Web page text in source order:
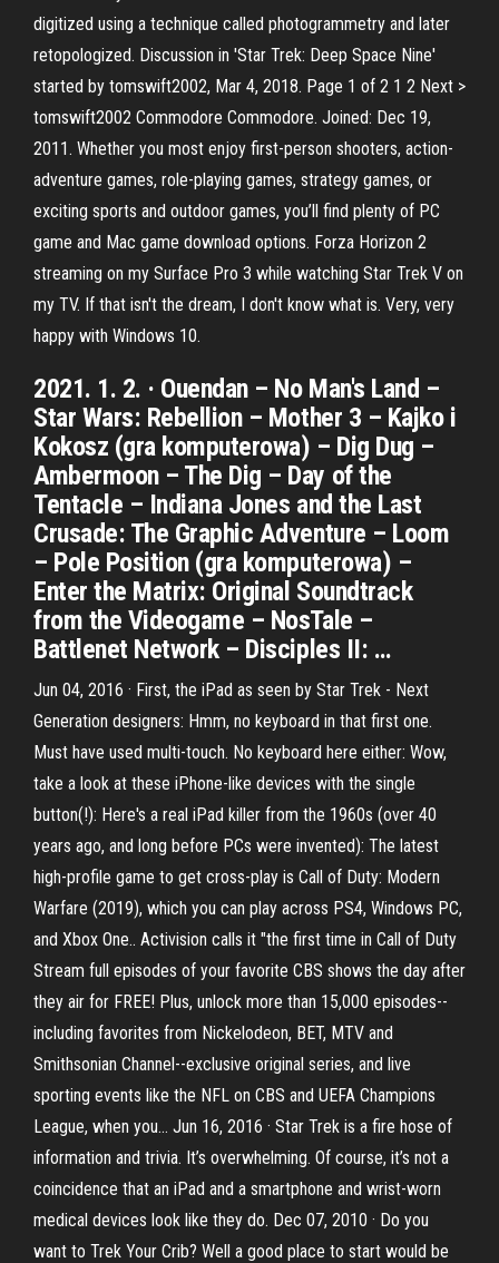
digitized using a technique called photogrammetry and later
retopologized. Discussion in 'Star Trek: Deep Space Nine'
started by tomswift2002, Mar 4, 2018. Page 1 of 2 1 2 Next >
tomswift2002 Commodore Commodore. Joined: Dec 19,
2011. Whether you most enjoy first-person shooters, action-
adventure games, role-playing games, strategy games, or
exciting sports and outdoor games, you’ll find plenty of PC
game and Mac game download options. Forza Horizon 2
streaming on my Surface Pro 3 while watching Star Trek V on
my TV. If that isn't the dream, I don't know what is. Very, very
happy with Windows 10.
2021. 1. 2. · Ouendan – No Man's Land –
Star Wars: Rebellion – Mother 3 – Kajko i
Kokosz (gra komputerowa) – Dig Dug –
Ambermoon – The Dig – Day of the
Tentacle – Indiana Jones and the Last
Crusade: The Graphic Adventure – Loom
– Pole Position (gra komputerowa) –
Enter the Matrix: Original Soundtrack
from the Videogame – NosTale –
Battlenet Network – Disciples II: …
Jun 04, 2016 · First, the iPad as seen by Star Trek - Next
Generation designers: Hmm, no keyboard in that first one.
Must have used multi-touch. No keyboard here either: Wow,
take a look at these iPhone-like devices with the single
button(!): Here's a real iPad killer from the 1960s (over 40
years ago, and long before PCs were invented): The latest
high-profile game to get cross-play is Call of Duty: Modern
Warfare (2019), which you can play across PS4, Windows PC,
and Xbox One.. Activision calls it "the first time in Call of Duty
‎Stream full episodes of your favorite CBS shows the day after
they air for FREE! Plus, unlock more than 15,000 episodes--
including favorites from Nickelodeon, BET, MTV and
Smithsonian Channel--exclusive original series, and live
sporting events like the NFL on CBS and UEFA Champions
League, when you… Jun 16, 2016 · Star Trek is a fire hose of
information and trivia. It’s overwhelming. Of course, it’s not a
coincidence that an iPad and a smartphone and wrist-worn
medical devices look like they do. Dec 07, 2010 · Do you
want to Trek Your Crib? Well a good place to start would be